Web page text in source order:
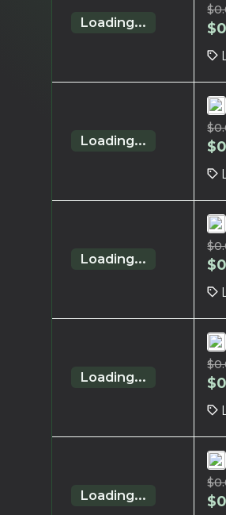
Loading...
$
$
Loading...
$
$
Loading...
$
$
Loading...
$
$
Loading...
$
$